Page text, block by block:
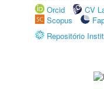
Orcid
CV
Scopus
Repositório